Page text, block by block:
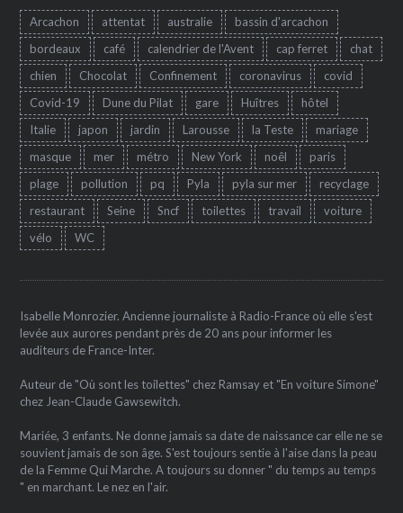
Arcachon attentat australie
bassin d'arcachon
bordeaux
café calendrier de l'Avent cap ferret
chat
chien
Chocolat Confinement coronavirus
covid
Covid-19
Dune du Pilat gare Huîtres
hôtel
Italie
japon jardin Larousse la Teste
mariage
masque
mer métro New York noêl
paris
plage
pollution pq Pyla pyla sur mer
recyclage
restaurant
Seine Sncf toilettes travail
voiture
vélo
WC
Isabelle Monrozier. Ancienne journaliste à Radio-France où elle s'est
levée aux aurores pendant près de 20 ans pour informer les
auditeurs de France-Inter.
Auteur de "Où sont les toilettes" chez Ramsay et "En voiture Simone"
chez Jean-Claude Gawsewitch.
Mariée, 3 enfants. Ne donne jamais sa date de naissance car elle ne se
souvient jamais de son âge. S'est toujours sentie à l'aise dans la peau
de la Femme Qui Marche. A toujours su donner " du temps au temps
" en marchant. Le nez en l'air.